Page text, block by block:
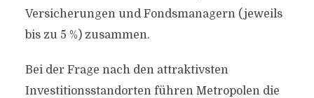
Versicherungen und Fondsmanagern (jeweils
bis zu 5 %) zusammen.
Bei der Frage nach den attraktivsten
Investitionsstandorten führen Metropolen die